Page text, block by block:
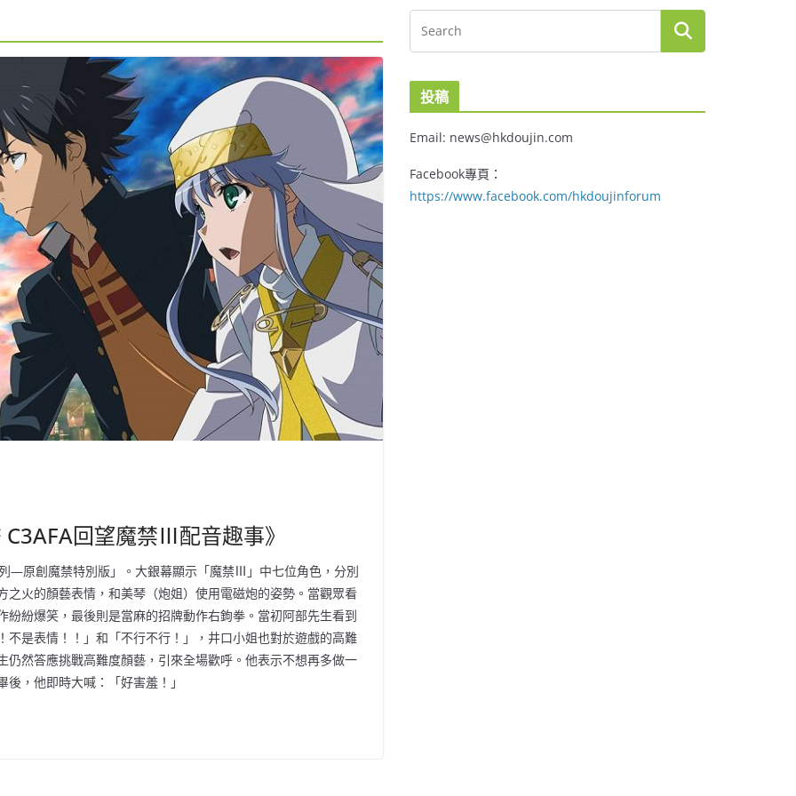
回望魔禁Ⅲ配音趣事》
—原創魔禁特別版」。大銀幕顯示「魔禁Ⅲ」中七位角色，分別
火的顏藝表情，和美琴（炮姐）使用電磁炮的姿勢。當觀眾看
紛爆笑，最後則是當麻的招牌動作右鉤拳。當初阿部先生看到
是表情！！」和「不行不行！」，井口小姐也對於遊戲的高難
然答應挑戰高難度顏藝，引來全場歡呼。他表示不想再多做一
，他即時大喊：「好害羞！」
投稿
Email: news@hkdoujin.com
Facebook專頁：
https://www.facebook.com/hkdoujinforum